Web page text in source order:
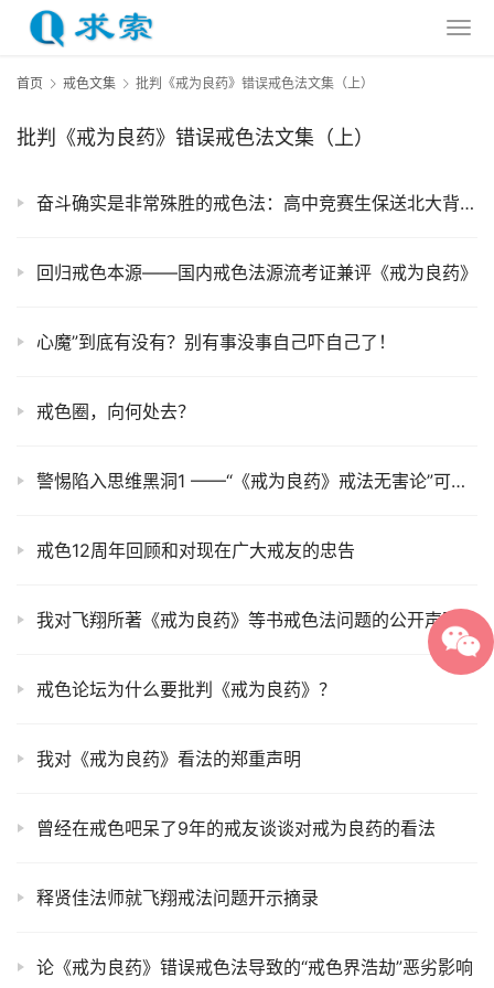
首页 戒色文集 批判《戒为良药》错误戒色法文集（上）
批判《戒为良药》错误戒色法文集（上）
奋斗确实是非常殊胜的戒色法：高中竞赛生保送北大背后的故事
回归戒色本源——国内戒色法源流考证兼评《戒为良药》
心魔”到底有没有？别有事没事自己吓自己了！
戒色圈，向何处去？
警惕陷入思维黑洞1 ——“《戒为良药》戒法无害论”可能会在未来困扰你
戒色12周年回顾和对现在广大戒友的忠告
我对飞翔所著《戒为良药》等书戒色法问题的公开声明
戒色论坛为什么要批判《戒为良药》？
我对《戒为良药》看法的郑重声明
曾经在戒色吧呆了9年的戒友谈谈对戒为良药的看法
释贤佳法师就飞翔戒法问题开示摘录
论《戒为良药》错误戒色法导致的“戒色界浩劫”恶劣影响